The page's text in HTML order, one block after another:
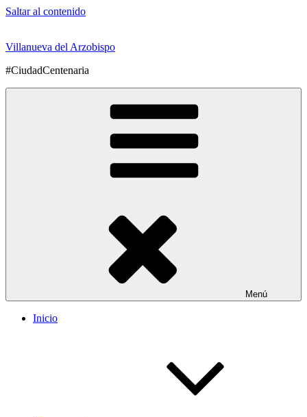
Saltar al contenido
Villanueva del Arzobispo
#CiudadCentenaria
Menú
Inicio